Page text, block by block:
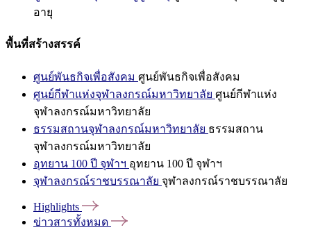
อายุ
พื้นที่สร้างสรรค์
ศูนย์พันธกิจเพื่อสังคม ศูนย์พันธกิจเพื่อสังคม
ศูนย์กีฬาแห่งจุฬาลงกรณ์มหาวิทยาลัย ศูนย์กีฬาแห่ง
จุฬาลงกรณ์มหาวิทยาลัย
ธรรมสถานจุฬาลงกรณ์มหาวิทยาลัย ธรรมสถาน
จุฬาลงกรณ์มหาวิทยาลัย
อุทยาน 100 ปี จุฬาฯ อุทยาน 100 ปี จุฬาฯ
จุฬาลงกรณ์ราชบรรณาลัย จุฬาลงกรณ์ราชบรรณาลัย
Highlights
ข่าวสารทั้งหมด